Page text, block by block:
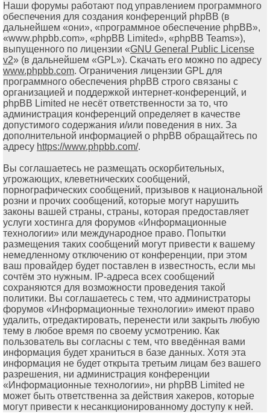
Наши форумы работают под управлением программного
обеспечения для создания конференций phpBB (в
дальнейшем «они», «программное обеспечение phpBB»,
«www.phpbb.com», «phpBB Limited», «phpBB Teams»),
выпущенного по лицензии «GNU General Public License
v2» (в дальнейшем «GPL»). Скачать его можно по адресу
www.phpbb.com. Ограничения лицензии GPL для
программного обеспечения phpBB строго связаны с
организацией и поддержкой интернет-конференций, и
phpBB Limited не несёт ответственности за то, что
администрация конференций определяет в качестве
допустимого содержания и/или поведения в них. За
дополнительной информацией о phpBB обращайтесь по
адресу https://www.phpbb.com/.
Вы соглашаетесь не размещать оскорбительных,
угрожающих, клеветнических сообщений,
порнографических сообщений, призывов к национальной
розни и прочих сообщений, которые могут нарушить
законы вашей страны, страны, которая предоставляет
услуги хостинга для форумов «Информационные
технологии» или международное право. Попытки
размещения таких сообщений могут привести к вашему
немедленному отключению от конференции, при этом
ваш провайдер будет поставлен в известность, если мы
сочтём это нужным. IP-адреса всех сообщений
сохраняются для возможности проведения такой
политики. Вы соглашаетесь с тем, что администраторы
форумов «Информационные технологии» имеют право
удалить, отредактировать, перенести или закрыть любую
тему в любое время по своему усмотрению. Как
пользователь вы согласны с тем, что введённая вами
информация будет храниться в базе данных. Хотя эта
информация не будет открыта третьим лицам без вашего
разрешения, ни администрация конференции
«Информационные технологии», ни phpBB Limited не
может быть ответственна за действия хакеров, которые
могут привести к несанкционированному доступу к ней.